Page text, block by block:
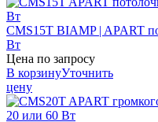
CMS15T BIAMP | APART
Вт
Цена по запросу
В корзинуУточнить
цену